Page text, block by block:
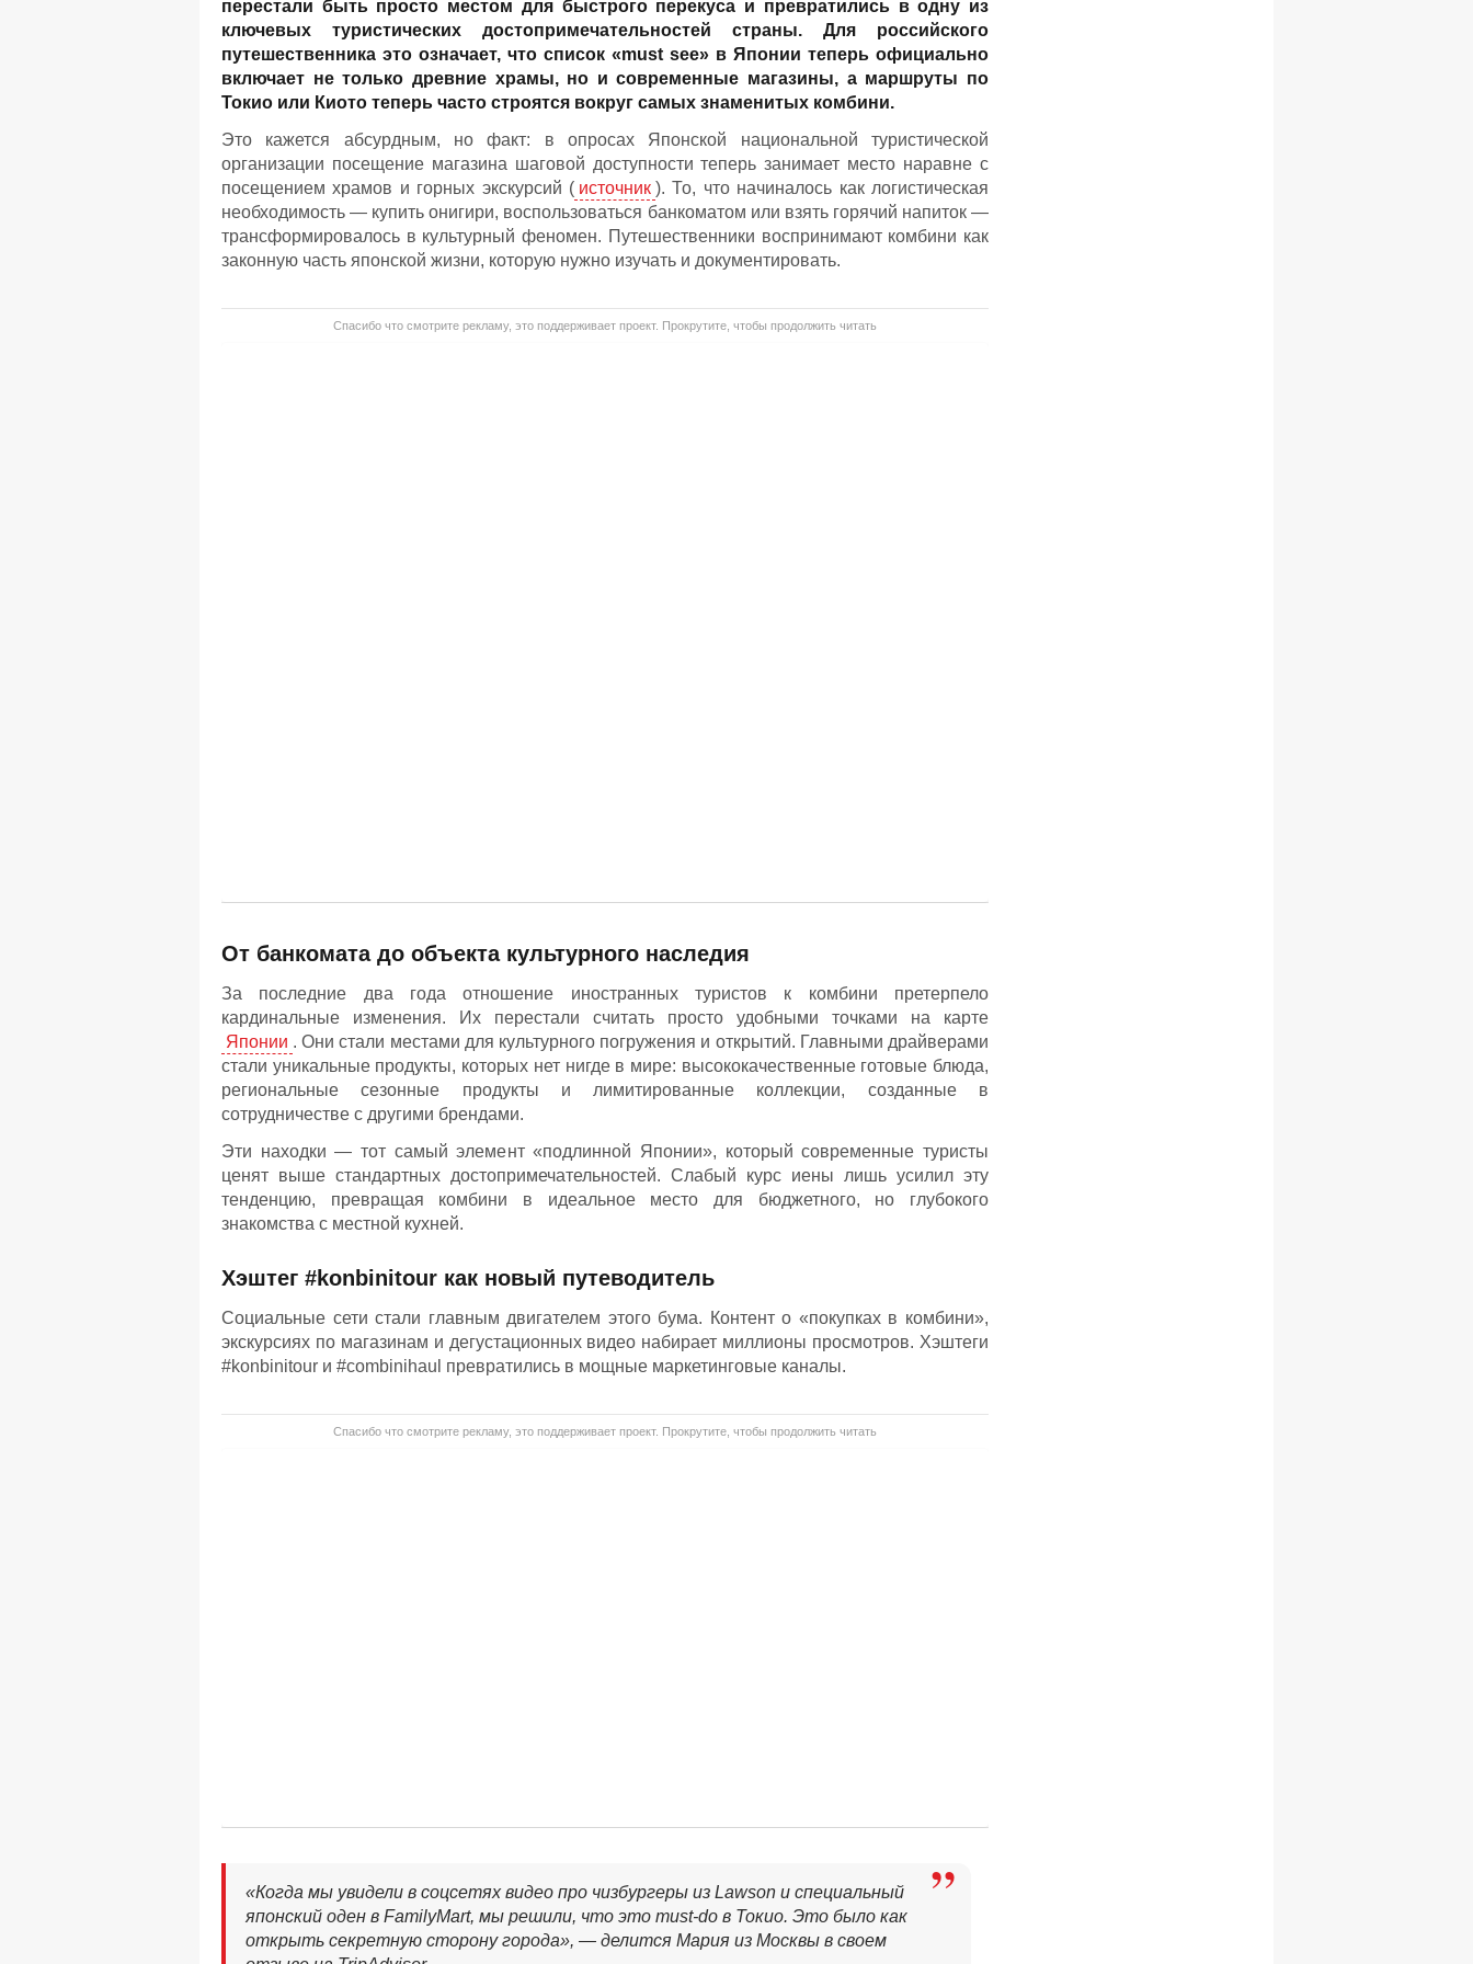
перестали быть просто местом для быстрого перекуса и превратились в одну из
ключевых туристических достопримечательностей страны. Для российского
путешественника это означает, что список «must see» в Японии теперь официально
включает не только древние храмы, но и современные магазины, а маршруты по
Токио или Киото теперь часто строятся вокруг самых знаменитых комбини.
Это кажется абсурдным, но факт: в опросах Японской национальной туристической
организации посещение магазина шаговой доступности теперь занимает место наравне с
посещением храмов и горных экскурсий ( источник ). То, что начиналось как логистическая
необходимость — купить онигири, воспользоваться банкоматом или взять горячий напиток —
трансформировалось в культурный феномен. Путешественники воспринимают комбини как
законную часть японской жизни, которую нужно изучать и документировать.
Спасибо что смотрите рекламу, это поддерживает проект. Прокрутите, чтобы продолжить читать
От банкомата до объекта культурного наследия
За последние два года отношение иностранных туристов к комбини претерпело
кардинальные изменения. Их перестали считать просто удобными точками на карте
Японии . Они стали местами для культурного погружения и открытий. Главными драйверами
стали уникальные продукты, которых нет нигде в мире: высококачественные готовые блюда,
региональные сезонные продукты и лимитированные коллекции, созданные в
сотрудничестве с другими брендами.
Эти находки — тот самый элемент «подлинной Японии», который современные туристы
ценят выше стандартных достопримечательностей. Слабый курс иены лишь усилил эту
тенденцию, превращая комбини в идеальное место для бюджетного, но глубокого
знакомства с местной кухней.
Хэштег #konbinitour как новый путеводитель
Социальные сети стали главным двигателем этого бума. Контент о «покупках в комбини»,
экскурсиях по магазинам и дегустационных видео набирает миллионы просмотров. Хэштеги
#konbinitour и #combinihaul превратились в мощные маркетинговые каналы.
Спасибо что смотрите рекламу, это поддерживает проект. Прокрутите, чтобы продолжить читать
«Когда мы увидели в соцсетях видео про чизбургеры из Lawson и специальный
японский оден в FamilyMart, мы решили, что это must-do в Токио. Это было как
открыть секретную сторону города», — делится Мария из Москвы в своем